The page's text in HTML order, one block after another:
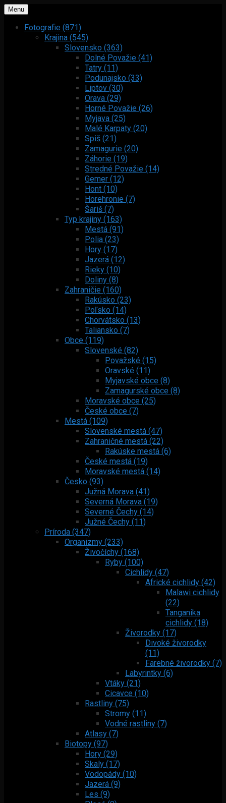
Menu
Fotografie (871)
Krajina (545)
Slovensko (363)
Dolné Považie (41)
Tatry (11)
Podunajsko (33)
Liptov (30)
Orava (29)
Horné Považie (26)
Myjava (25)
Malé Karpaty (20)
Spiš (21)
Zamagurie (20)
Záhorie (19)
Stredné Považie (14)
Gemer (12)
Hont (10)
Horehronie (7)
Šariš (7)
Typ krajiny (163)
Mestá (91)
Polia (23)
Hory (17)
Jazerá (12)
Rieky (10)
Doliny (8)
Zahraničie (160)
Rakúsko (23)
Poľsko (14)
Chorvátsko (13)
Taliansko (7)
Obce (119)
Slovenské (82)
Považské (15)
Oravské (11)
Myjavské obce (8)
Zamagurské obce (8)
Moravské obce (25)
České obce (7)
Mestá (109)
Slovenské mestá (47)
Zahraničné mestá (22)
Rakúske mestá (6)
České mestá (19)
Moravské mestá (14)
Česko (93)
Južná Morava (41)
Severná Morava (19)
Severné Čechy (14)
Južné Čechy (11)
Príroda (347)
Organizmy (233)
Živočíchy (168)
Ryby (100)
Cichlidy (47)
Africké cichlidy (42)
Malawi cichlidy
(22)
Tanganika
cichlidy (18)
Živorodky (17)
Divoké živorodky
(11)
Farebné živorodky (7)
Labyrintky (6)
Vtáky (21)
Cicavce (10)
Rastliny (75)
Stromy (11)
Vodné rastliny (7)
Atlasy (7)
Biotopy (97)
Hory (29)
Skaly (17)
Vodopády (10)
Jazerá (9)
Les (9)